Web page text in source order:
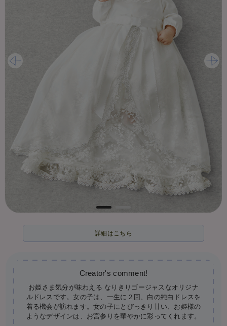
詳細はこちら
お姫さま気分が味わえる なりきりゴージャスなオリジナ
ルドレスです。女の子は、一生に２回、白の純白ドレスを
着る機会が訪れます。女の子にとびっきり甘い、お姫様の
ようなデザインは、お宮参りを華やかに彩ってくれます。